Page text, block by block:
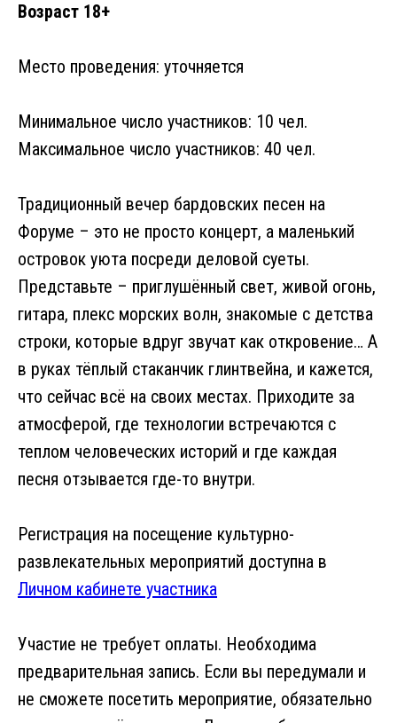
Возраст 18+
Место проведения: уточняется
Минимальное число участников: 10 чел.
Максимальное число участников: 40 чел.
Традиционный вечер бардовских песен на
Форуме – это не просто концерт, а маленький
островок уюта посреди деловой суеты.
Представьте – приглушённый свет, живой огонь,
гитара, плекс морских волн, знакомые с детства
строки, которые вдруг звучат как откровение… А
в руках тёплый стаканчик глинтвейна, и кажется,
что сейчас всё на своих местах. Приходите за
атмосферой, где технологии встречаются с
теплом человеческих историй и где каждая
песня отзывается где-то внутри.
Регистрация на посещение культурно-
развлекательных мероприятий доступна в
Личном кабинете участника
Участие не требует оплаты. Необходима
предварительная запись. Если вы передумали и
не сможете посетить мероприятие, обязательно